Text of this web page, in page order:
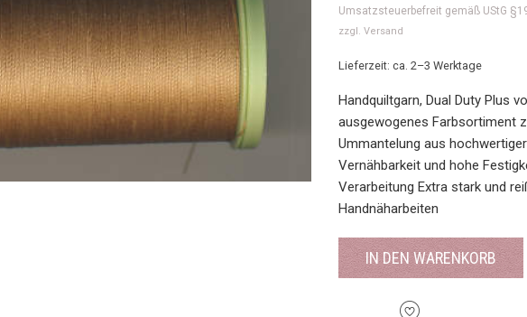
Umsatzsteuerbefreit gemäß UStG
zzgl. Versand
Lieferzeit: ca. 2–3 Werktage
Handquiltgarn, Dual Duty Plus
ausgewogenes Farbsortiment
Ummantelung aus
Vernähbarkeit und hohe
Verarbeitung Extra stark und
Handnäharbeiten
IN DEN WARENKORB